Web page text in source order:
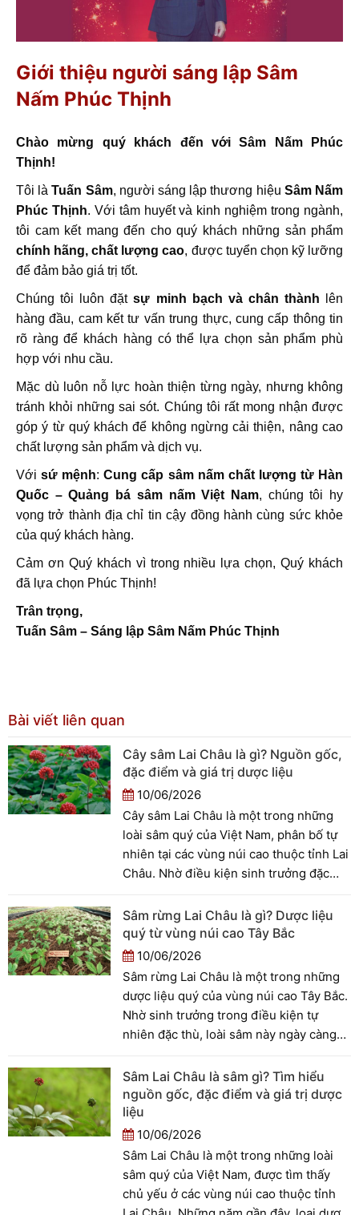
Giới thiệu người sáng lập Sâm
Nấm Phúc Thịnh
Chào mừng quý khách đến với Sâm Nấm Phúc
Thịnh!
Tôi làTuấn Sâm, người sáng lập thương hiệu Sâm Nấm
Phúc Thịnh. Với tâm huyết và kinh nghiệm trong ngành,
tôi cam kết mang đến cho quý khách những sản phẩm
chính hãng, chất lượng cao, được tuyển chọn kỹ lưỡng
để đảm bảo giá trị tốt.
Chúng tôi luôn đặtsự minh bạch và chân thành lên
hàng đầu, cam kết tư vấn trung thực, cung cấp thông tin
rõ ràng để khách hàng có thể lựa chọn sản phẩm phù
hợp với nhu cầu.
Mặc dù luôn nỗ lực hoàn thiện từng ngày, nhưng không
tránh khỏi những sai sót. Chúng tôi rất mong nhận được
góp ý từ quý khách để không ngừng cải thiện, nâng cao
chất lượng sản phẩm và dịch vụ.
Vớisứ mệnh:Cung cấp sâm nấm chất lượng từ Hàn
Quốc – Quảng bá sâm nấm Việt Nam, chúng tôi hy
vọng trở thành địa chỉ tin cậy đồng hành cùng sức khỏe
của quý khách hàng.
Cảm ơn Quý khách vì trong nhiều lựa chọn, Quý khách
đã lựa chọn Phúc Thịnh!
Trân trọng,
Tuấn Sâm – Sáng lập Sâm Nấm Phúc Thịnh
Bài viết liên quan
Cây sâm Lai Châu là gì? Nguồn gốc,
đặc điểm và giá trị dược liệu
10/06/2026
Cây sâm Lai Châu là một trong những
loài sâm quý của Việt Nam, phân bố tự
nhiên tại các vùng núi cao thuộc tỉnh Lai
Châu. Nhờ điều kiện sinh trưởng đặc
phú, loài cây này ngày càng được quan
tâm trong lĩnh vực dược liệu, bảo tồn
nguồn gen và phát triển kinh tế địa
phương.
Sâm rừng Lai Châu là gì? Dược liệu
quý từ vùng núi cao Tây Bắc
10/06/2026
Sâm rừng Lai Châu là một trong những
dược liệu quý của vùng núi cao Tây Bắc.
Nhờ sinh trưởng trong điều kiện tự
nhiên đặc thù, loài sâm này ngày càng
dùng và giới nghiên cứu.
Sâm Lai Châu là sâm gì? Tìm hiểu
nguồn gốc, đặc điểm và giá trị dược
liệu
10/06/2026
Sâm Lai Châu là một trong những loài
sâm quý của Việt Nam, được tìm thấy
chủ yếu ở các vùng núi cao thuộc tỉnh